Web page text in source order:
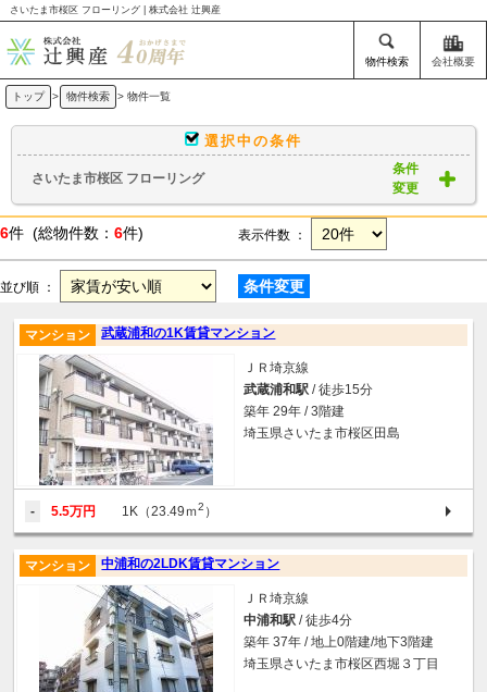
さいたま市桜区 フローリング | 株式会社 辻興産
物件検索 会社概要
トップ > 物件検索 > 物件一覧
選択中の条件
さいたま市桜区 フローリング
条件
変更
6件 (総物件数： 6件) 表示件数 ：
並び順 ： 条件変更
武蔵浦和の1K賃貸マンション
マンション
ＪＲ埼京線
武蔵浦和駅 / 徒歩15分
築年 29年 / 3階建
埼玉県さいたま市桜区田島
- 5.5万円 1K（23.49ｍ2 ）
中浦和の2LDK賃貸マンション
マンション
ＪＲ埼京線
中浦和駅 / 徒歩4分
築年 37年 / 地上0階建/地下3階建
埼玉県さいたま市桜区西堀３丁目